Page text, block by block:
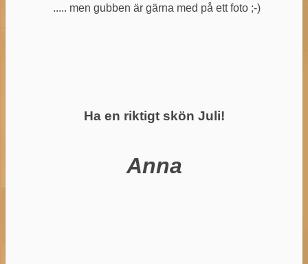
..... men gubben är gärna med på ett foto ;-)
Ha en riktigt skön Juli!
Anna